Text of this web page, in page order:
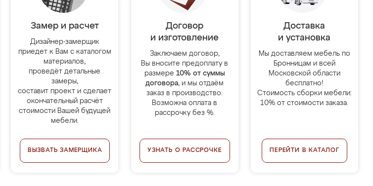
Замер и расчет
Дизайнер-замерщик
приедет к Вам с каталогом
материалов,
проведёт детальные
замеры,
составит проект и сделает
окончательный расчёт
стоимости Вашей будущей
мебели.
ВЫЗВАТЬ ЗАМЕРЩИКА
Договор
и изготовление
Заключаем договор,
Вы вносите предоплату в
размере 10% от суммы
договора, и мы отдаём
заказ в производство.
Возможна оплата в
рассрочку без %.
УЗНАТЬ О РАССРОЧКЕ
Доставка
и установка
Мы доставляем мебель по
Бронницам и всей
Московской области
бесплатно!
Стоимость сборки мебели:
10% от стоимости заказа.
ПЕРЕЙТИ В КАТАЛОГ